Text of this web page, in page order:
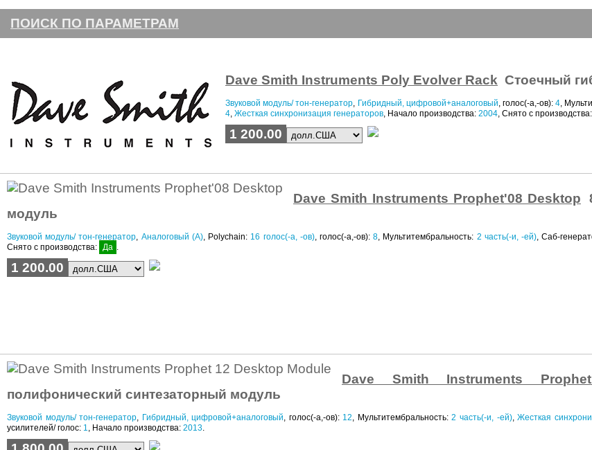
ПОИСК ПО ПАРАМЕТРАМ
Dave Smith Instruments Poly Evolver Rack Стоечный
Звуковой модуль/ тон-генератор, Гибридный, цифровой+аналоговый, голос(-а,-ов):4,
4, Жесткая синхронизация генераторов, Начало производства: 2004, Снято с производства:
1 200.00
Dave Smith Instruments Prophet'08 Desktop
модуль
Звуковой модуль/ тон-генератор, Аналоговый (A), Polychain: 16 голос(-а, -ов), голос(-а,-ов):8, Мультитембральность: 2 часть(-и, -ей), Саб-
Снято с производства: Да .
1 200.00
Dave Smith Instruments
полифонический синтезаторный модуль
Звуковой модуль/ тон-генератор, Гибридный, цифровой+аналоговый, голос(-а,-ов): 12, Мультитембральность:2 часть(-и, -ей),Жесткая
усилителей/ голос: 1, Начало производства: 2013.